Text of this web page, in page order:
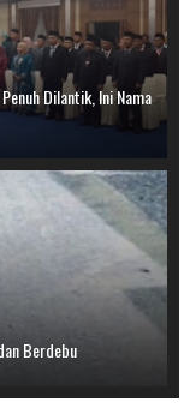
Dilantik, Ini Nama
Berdebu